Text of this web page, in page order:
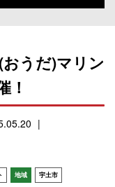
うだ)マリン
！
地域 宇土市